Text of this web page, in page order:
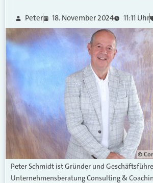
Peter 18. November 2024 11:11 Uhr
©
Peter Schmidt ist Gründer und
Unternehmensberatung Consulting &